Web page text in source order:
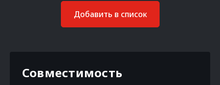
Добавить в список
Совместимость